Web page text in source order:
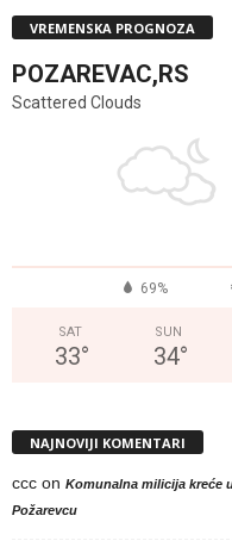
VREMENSKA PROGNOZA
POZAREVAC,RS
Scattered Clouds
69%
SAT
33°
SUN
34°
NAJNOVIJI KOMENTARI
ccc on Komunalna milicija kreće
Požarevcu